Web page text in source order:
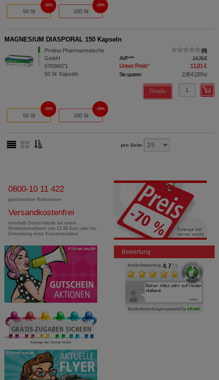
50 St
20%
100 St
29%
MAGNESIUM DIASPORAL 150 Kapseln
Protina Pharmazeutische
GmbH
07606071
50 St Kapseln
0
AVP*** 14,76 €
Unser Preis* 11,81 €
Sie sparen 2,95 €(20%)
Details
50 St
20%
100 St
29%
pro Seite
0800-10 11 422
gebührenfreie Rufnummer
Versandkostenfrei
innerhalb Deutschlands bei einem
Mindestbestellwert von 13,99 Euro oder bei
Einsendung eines Kassenrezeptes
Bewertung